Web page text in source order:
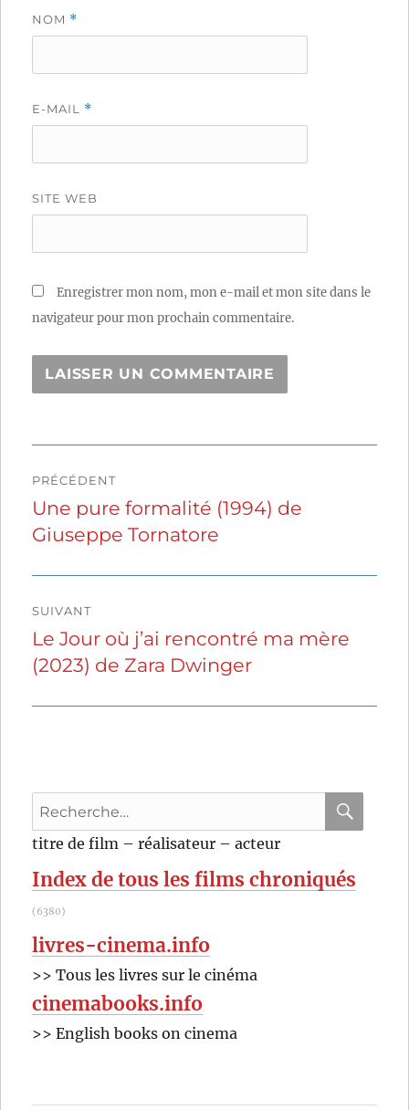
NOM *
E-MAIL *
SITE WEB
Enregistrer mon nom, mon e-mail et mon site dans le
navigateur pour mon prochain commentaire.
de
l’article
PRÉCÉDENT
Publication
précédente :
Une pure formalité (1994) de
Giuseppe Tornatore
SUIVANT
Publication
suivante :
Le Jour où j’ai rencontré ma mère
(2023) de Zara Dwinger
Recherche
pour
:
titre de film – réalisateur – acteur
Index de tous les films chroniqués
(6380)
livres-cinema.info
>> Tous les livres sur le cinéma
cinemabooks.info
>> English books on cinema